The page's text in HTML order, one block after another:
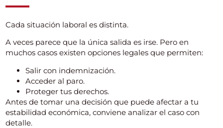
Cada situación laboral es distinta.
A veces parece que la única salida es irse. Pero en
muchos casos existen opciones legales que permiten:
Salir con indemnización.
Acceder al paro.
Proteger tus derechos.
Antes de tomar una decisión que puede afectar a tu
estabilidad económica, conviene analizar el caso con
detalle.